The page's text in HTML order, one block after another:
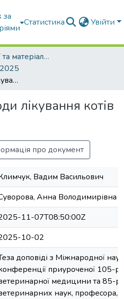
за
Статистика Увійти
Конференції та матеріали конференцій
Хірургічні методи лікування котів за уролітіазу
лікування котів
про документ
Вадим Васильович
Анна Володимирівна
11-07T08:50:00Z
10-02
доповіді з Міжнародної
приуроченої 105-
медицини та 85-
наук,